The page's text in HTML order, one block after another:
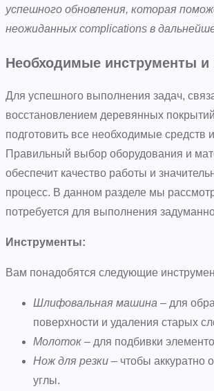
успешного обновления, которая
неожиданных complications в
Необходимые инструменты и
Для успешного выполнения задач,
восстановлением деревянных
подготовить все необходимые средств
Правильный выбор оборудования и
обеспечит качество работы и
процесс. В данном разделе мы
потребуется для выполнения
Инструменты:
Вам понадобятся следующие
Шлифовальная машина – для
поверхности и удаления старых
Молоток – для подбивки
Нож для резки – чтобы аккуратно
углы.